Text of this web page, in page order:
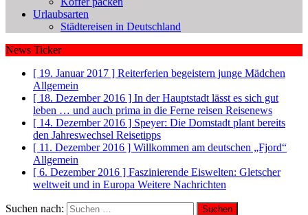
Urlaubsarten
Städtereisen in Deutschland
News Ticker
[ 19. Januar 2017 ] Reiterferien begeistern junge Mädchen
Allgemein
[ 18. Dezember 2016 ] In der Hauptstadt lässt es sich gut
leben … und auch prima in die Ferne reisen Reisenews
[ 14. Dezember 2016 ] Speyer: Die Domstadt plant bereits
den Jahreswechsel Reisetipps
[ 11. Dezember 2016 ] Willkommen am deutschen „Fjord“
Allgemein
[ 6. Dezember 2016 ] Faszinierende Eiswelten: Gletscher
weltweit und in Europa Weitere Nachrichten
Suchen nach: